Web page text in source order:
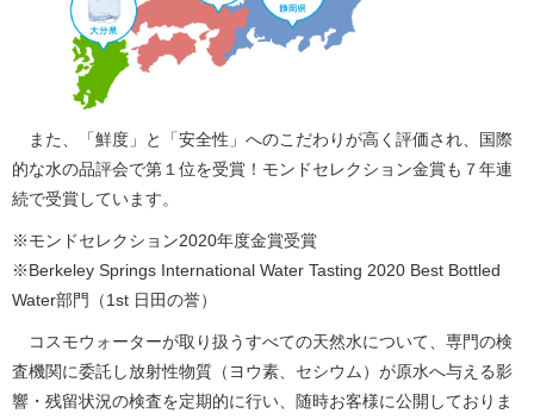
また、「鮮度」と「安全性」へのこだわりが高く評価され、国際
的な水の品評会で第１位を受賞！モンドセレクション金賞も７年連
続で受賞しています。
※モンドセレクション2020年度金賞受賞
※Berkeley Springs International Water Tasting 2020 Best Bottled
Water部門（1st 日田の誉）
コスモウォーターが取り扱うすべての天然水について、専門の検
査機関に委託し放射性物質（ヨウ素、セシウム）が原水へ与える影
響・残留状況の検査を定期的に行い、随時お客様に公開しておりま